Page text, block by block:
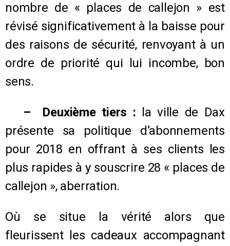
nombre de « places de callejon » est
révisé significativement à la baisse pour
des raisons de sécurité, renvoyant à un
ordre de priorité qui lui incombe, bon
sens.
– Deuxième tiers : la ville de Dax
présente sa politique d’abonnements
pour 2018 en offrant à ses clients les
plus rapides à y souscrire 28 « places de
callejon », aberration.
Où se situe la vérité alors que
fleurissent les cadeaux accompagnant